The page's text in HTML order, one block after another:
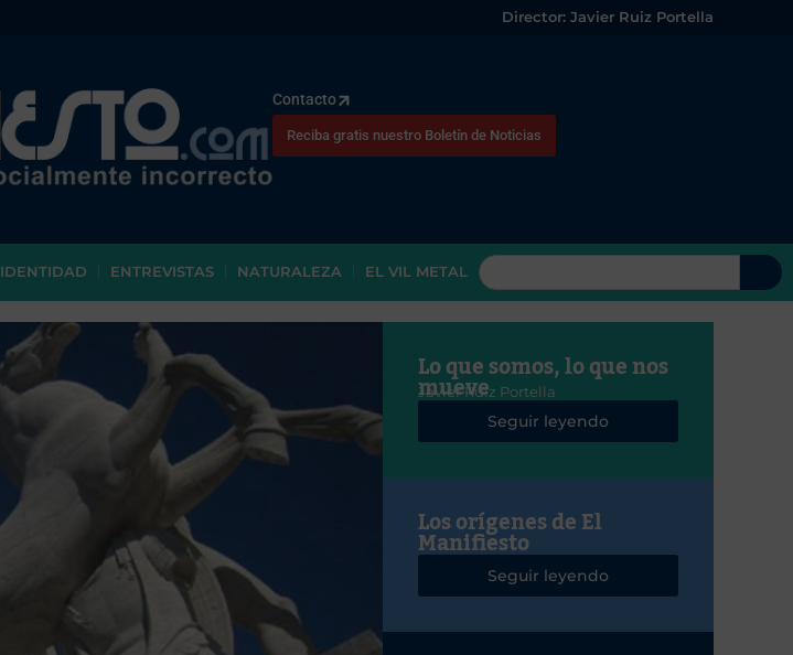
Director: Javier Ruiz Portella
Contacto
Reciba gratis nuestro Boletín de Noticias
IDENTIDAD ENTREVISTAS NATURALEZA EL VIL METAL
Lo que somos, lo que nos
mueve
Javier Ruiz Portella
Seguir leyendo
Los orígenes de El
Manifiesto
Seguir leyendo